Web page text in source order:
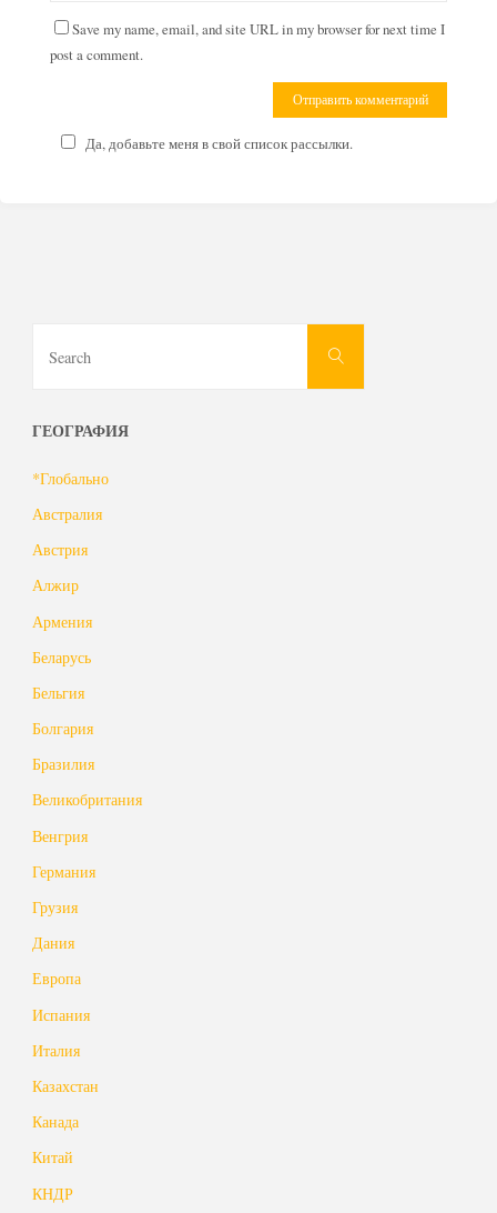
Save my name, email, and site URL in my browser for next time I
post a comment.
Да, добавьте меня в свой список рассылки.
Search
ГЕОГРАФИЯ
*Глобально
Австралия
Австрия
Алжир
Армения
Беларусь
Бельгия
Болгария
Бразилия
Великобритания
Венгрия
Германия
Грузия
Дания
Европа
Испания
Италия
Казахстан
Канада
Китай
КНДР